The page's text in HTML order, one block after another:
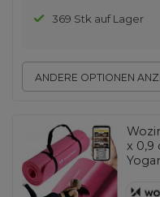
ANDERE OPTIONEN
369 Stk auf Lager
x 0,9